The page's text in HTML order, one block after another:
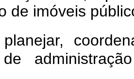
de imóveis
de